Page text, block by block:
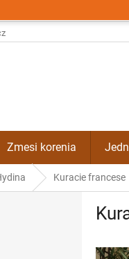
Zmesi korenia
Kuracie francese